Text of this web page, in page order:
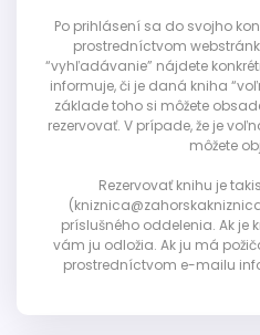
Po prihlásení sa do svojho
prostredníctvom
“vyhľadávanie” nájdete
informuje, či je daná kniha
základe toho si môžete
rezervovať. V prípade, že je
môžete
Rezervovať knihu je
príslušného oddelenia. Ak je
vám ju odložia. Ak ju má
prostredníctvom e-mailu